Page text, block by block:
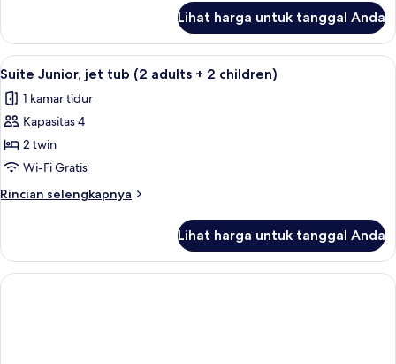
adults
1
child)
Suite
Junior,
jet
(2
adults
child)
Lihat harga untuk tanggal Anda
Lihat
semua
foto
untuk
Suite
Junior,
jet
tub
adults
2
Minibar, brankas, meja kerja, dan
11
Suite Junior, jet tub (2 adults + 2 children)
1 kamar tidur
Kapasitas 4
2 twin
Wi-Fi Gratis
Rincian selengkapnya
Rincian
Suite
Junior,
jet
Lihat harga untuk tanggal Anda